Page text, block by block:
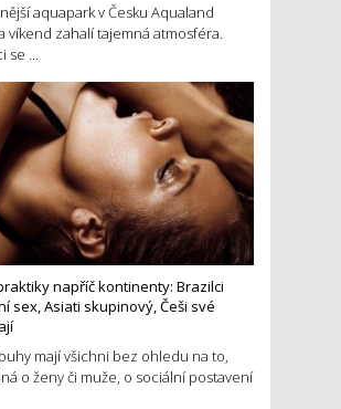
aquapark v Česku Aqualand
víkend zahalí tajemná atmosféra.
se ...
napříč kontinenty: Brazilci
sex, Asiati skupinový, Češi své
mají všichni bez ohledu na to,
o ženy či muže, o sociální postavení